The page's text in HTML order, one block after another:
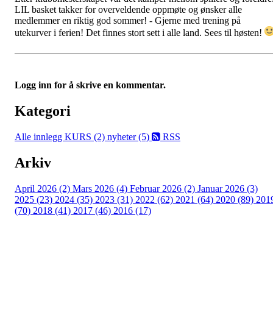
LIL basket takker for overveldende oppmøte og ønsker alle
medlemmer en riktig god sommer! - Gjerne med trening på
utekurver i ferien! Det finnes stort sett i alle land. Sees til høsten!
Logg inn for å skrive en kommentar.
Kategori
Alle innlegg KURS (2) nyheter (5) RSS
Arkiv
April 2026 (2) Mars 2026 (4) Februar 2026 (2) Januar 2026 (3)
2025 (23) 2024 (35) 2023 (31) 2022 (62) 2021 (64) 2020 (89)
(70) 2018 (41) 2017 (46) 2016 (17)